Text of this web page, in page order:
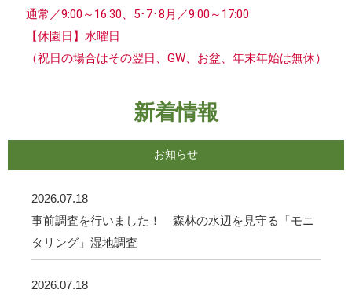
通常／9:00～16:30、5･7･8月／9:00～17:00
【休園日】水曜日
（祝日の場合はその翌日、GW、お盆、年末年始は無休）
新着情報
お知らせ
2026.07.18
事前調査を行いました！ 森林の水辺を見守る「モニ
タリング」湿地調査
2026.07.18